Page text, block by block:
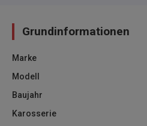
Grundinformationen
Marke
Modell
Baujahr
Karosserie